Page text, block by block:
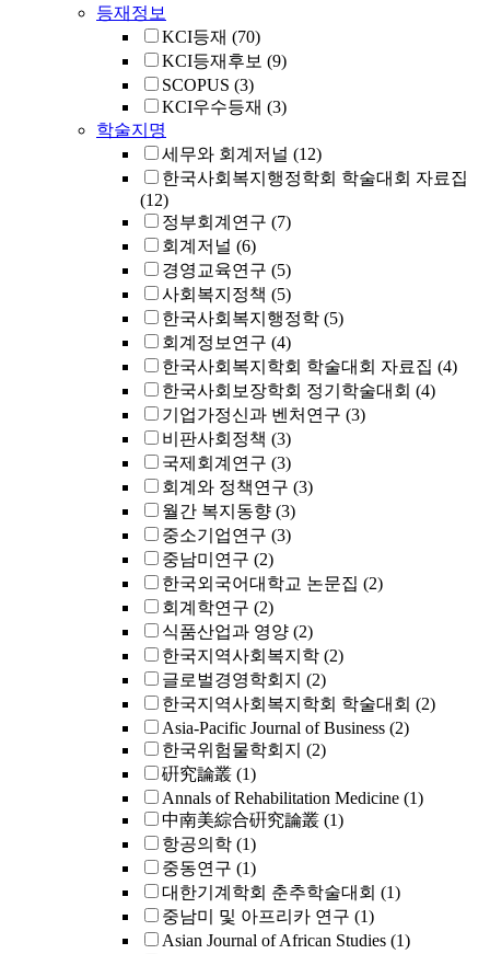
등재정보
KCI등재 (70)
KCI등재후보 (9)
SCOPUS (3)
KCI우수등재 (3)
학술지명
세무와 회계저널 (12)
한국사회복지행정학회 학술대회 자료집
(12)
정부회계연구 (7)
회계저널 (6)
경영교육연구 (5)
사회복지정책 (5)
한국사회복지행정학 (5)
회계정보연구 (4)
한국사회복지학회 학술대회 자료집 (4)
한국사회보장학회 정기학술대회 (4)
기업가정신과 벤처연구 (3)
비판사회정책 (3)
국제회계연구 (3)
회계와 정책연구 (3)
월간 복지동향 (3)
중소기업연구 (3)
중남미연구 (2)
한국외국어대학교 논문집 (2)
회계학연구 (2)
식품산업과 영양 (2)
한국지역사회복지학 (2)
글로벌경영학회지 (2)
한국지역사회복지학회 학술대회 (2)
Asia-Pacific Journal of Business (2)
한국위험물학회지 (2)
硏究論叢 (1)
Annals of Rehabilitation Medicine (1)
中南美綜合硏究論叢 (1)
항공의학 (1)
중동연구 (1)
대한기계학회 춘추학술대회 (1)
중남미 및 아프리카 연구 (1)
Asian Journal of African Studies (1)